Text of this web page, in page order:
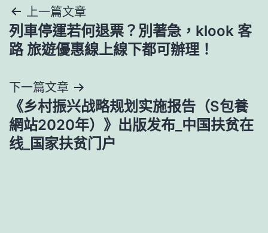
文
章
覽
上一篇文章
列車停運若何退票？別著急，klook 客
路 旅遊優惠線上線下都可辦理！
下一篇文章
《乡村振兴战略规划实施报告（S包養
網站2020年）》出版发布_中国扶贫在
线_国家扶贫门户